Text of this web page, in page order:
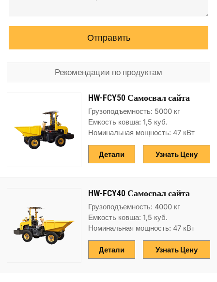
Отправить
Рекомендации по продуктам
HW-FCY50 Самосвал сайта
Грузоподъемность: 5000 кг
Емкость ковша: 1,5 куб.
Номинальная мощность: 47 кВт
Узнать Цену
Детали
HW-FCY40 Самосвал сайта
Грузоподъемность: 4000 кг
Емкость ковша: 1,5 куб.
Номинальная мощность: 47 кВт
Узнать Цену
Детали